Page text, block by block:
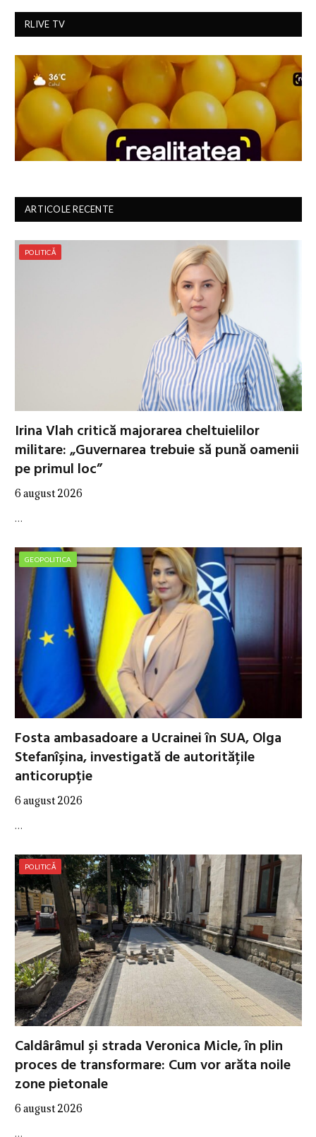
RLIVE TV
ARTICOLE RECENTE
POLITICĂ
Irina Vlah critică majorarea cheltuielilor
militare: „Guvernarea trebuie să pună oamenii
pe primul loc”
6 august 2026
…
GEOPOLITICA
Fosta ambasadoare a Ucrainei în SUA, Olga
Stefanîșina, investigată de autoritățile
anticorupție
6 august 2026
…
POLITICĂ
Caldârâmul și strada Veronica Micle, în plin
proces de transformare: Cum vor arăta noile
zone pietonale
6 august 2026
…